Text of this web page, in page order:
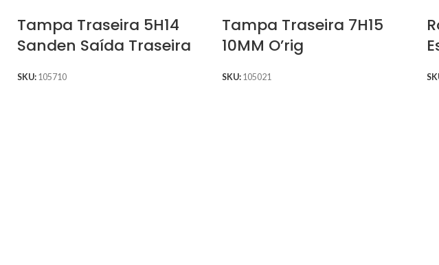
Tampa Traseira 5H14
Sanden Saída Traseira
SKU: 105710
Tampa Traseira 7H15
10MM O’rig
SKU: 105021